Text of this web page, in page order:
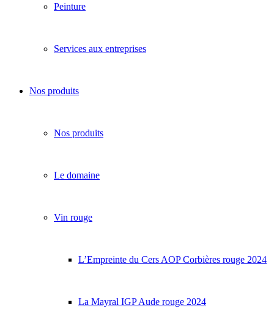
Peinture
Services aux entreprises
Nos produits
Nos produits
Le domaine
Vin rouge
L’Empreinte du Cers AOP Corbières rouge 2024
La Mayral IGP Aude rouge 2024